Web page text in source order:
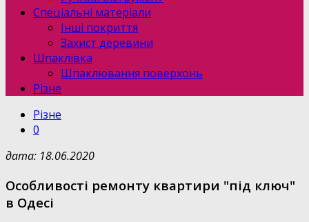
Спеціальні матеріали
Інші покриття
Захист деревини
Шпаклівка
Шпаклювання поверхонь
Різне
Різне
0
дата: 18.06.2020
Особливості ремонту квартири "під ключ"
в Одесі